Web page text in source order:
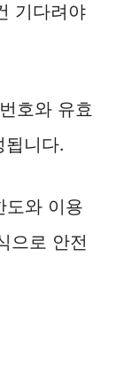
기다려야
호와 유효
됩니다.
도와 이용
으로 안전